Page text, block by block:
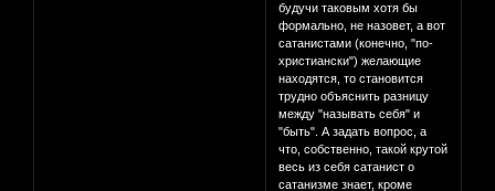
будучи таковым хотя бы
формально, не назовет, а вот
сатанистами (конечно, "по-
христиански") желающие
находятся, то становится
трудно объяснить разницу
между "называть себя" и
"быть". А задать вопрос, а
что, собственно, такой крутой
весь из себя сатанист о
сатанизме знает, кроме